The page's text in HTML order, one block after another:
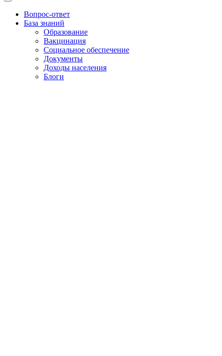
Вопрос-ответ
База знаний
Образование
Вакцинация
Социальное обеспечение
Документы
Доходы населения
Блоги